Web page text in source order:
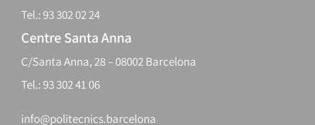
Tel.: 93 302 02 24
Centre Santa Anna
C/Santa Anna, 28 – 08002 Barcelona
Tel.: 93 302 41 06
info@politecnics.barcelona